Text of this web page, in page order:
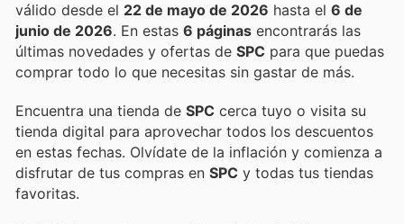
válido desde el 22 de mayo de 2026 hasta el 6 de
junio de 2026 . En estas 6 páginas encontrarás las
últimas novedades y ofertas de SPC para que puedas
comprar todo lo que necesitas sin gastar de más.
Encuentra una tienda de SPC cerca tuyo o visita su
tienda digital para aprovechar todos los descuentos
en estas fechas. Olvídate de la inflación y comienza a
disfrutar de tus compras en SPC y todas tus tiendas
favoritas.